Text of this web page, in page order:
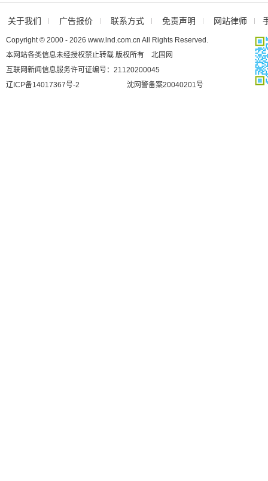
关于我们 广告报价 联系方式 免责声明 网站律师
Copyright © 2000 - 2026 www.lnd.com.cn All Rights Reserved.
本网站各类信息未经授权禁止转载 版权所有 北国网
互联网新闻信息服务许可证编号：21120200045
辽ICP备14017367号-2
沈网警备案20040201号